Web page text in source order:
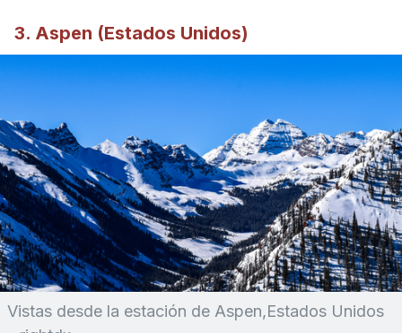
3. Aspen (Estados Unidos)
Vistas desde la estación de Aspen,Estados Unidos